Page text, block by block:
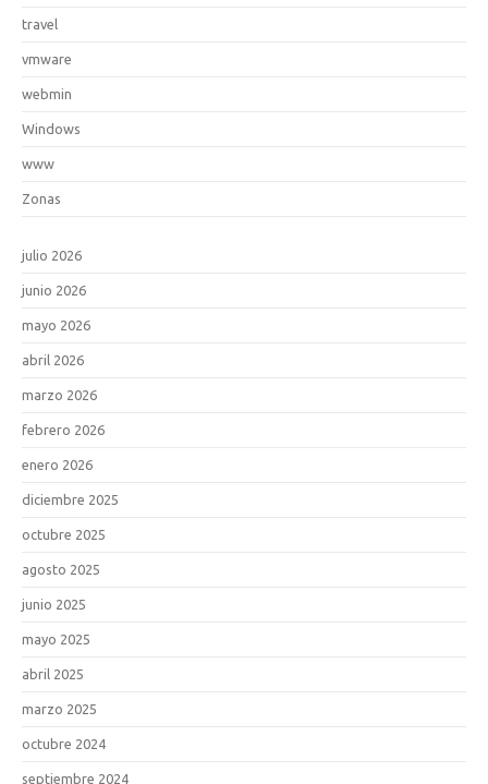
travel
vmware
webmin
Windows
www
Zonas
julio 2026
junio 2026
mayo 2026
abril 2026
marzo 2026
febrero 2026
enero 2026
diciembre 2025
octubre 2025
agosto 2025
junio 2025
mayo 2025
abril 2025
marzo 2025
octubre 2024
septiembre 2024